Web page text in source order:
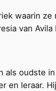
waarin
van
als oudste
en leraar.